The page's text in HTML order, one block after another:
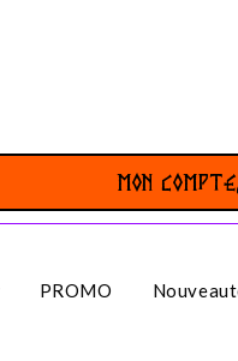
MON COMPTE
PROMO